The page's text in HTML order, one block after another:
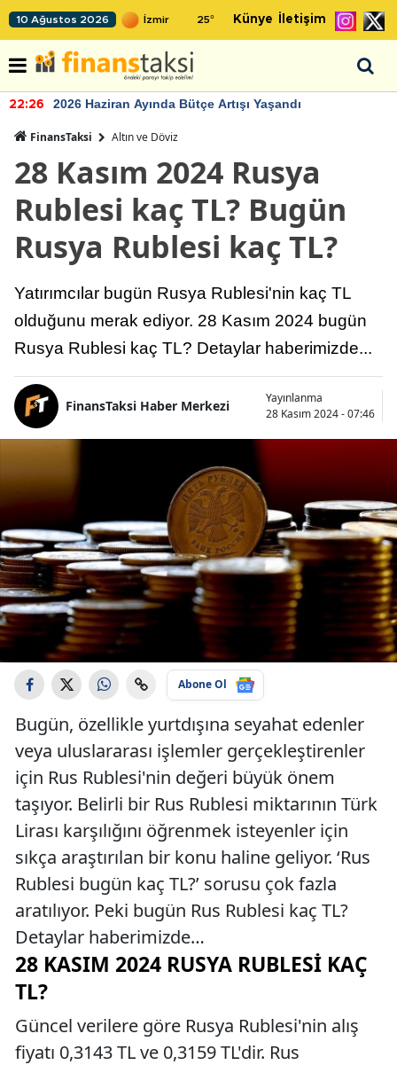
10 Ağustos 2026 25° Künye İletişim
22:26 2026 Haziran Ayında Bütçe Artışı Yaşandı
FinansTaksi Altın ve Döviz
28 Kasım 2024 Rusya
Rublesi kaç TL? Bugün
Rusya Rublesi kaç TL?
Yatırımcılar bugün Rusya Rublesi'nin kaç TL
olduğunu merak ediyor. 28 Kasım 2024 bugün
Rusya Rublesi kaç TL? Detaylar haberimizde...
FinansTaksi Haber Merkezi
Yayınlanma
28 Kasım 2024 - 07:46
Abone Ol
Bugün, özellikle yurtdışına seyahat edenler
veya uluslararası işlemler gerçekleştirenler
için Rus Rublesi'nin değeri büyük önem
taşıyor. Belirli bir Rus Rublesi miktarının Türk
Lirası karşılığını öğrenmek isteyenler için
sıkça araştırılan bir konu haline geliyor. ‘Rus
Rublesi bugün kaç TL?’ sorusu çok fazla
aratılıyor. Peki bugün Rus Rublesi kaç TL?
Detaylar haberimizde…
28 KASIM 2024 RUSYA RUBLESI KAÇ
TL?
Güncel verilere göre Rusya Rublesi'nin alış
fiyatı 0,3143 TL ve 0,3159 TL'dir. Rus